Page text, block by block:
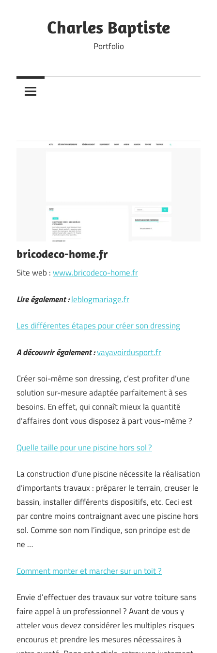
Charles Baptiste
Portfolio
bricodeco-home.fr
Site web :www.bricodeco-home.fr
Lire également :leblogmariage.fr
Les différentes étapes pour créer son dressing
A découvrir également :vayavoirdusport.fr
Créer soi-même son dressing, c’est profiter d’une
solution sur-mesure adaptée parfaitement à ses
besoins. En effet, qui connaît mieux la quantité
d’affaires dont vous disposez à part vous-même ?
Quelle taille pour une piscine hors sol ?
La construction d’une piscine nécessite la réalisation
d’importants travaux : préparer le terrain, creuser le
bassin, installer différents dispositifs, etc. Ceci est
par contre moins contraignant avec une piscine hors
sol. Comme son nom l’indique, son principe est de
ne …
Comment monter et marcher sur un toit ?
Envie d’effectuer des travaux sur votre toiture sans
faire appel à un professionnel ? Avant de vous y
atteler vous devez considérer les multiples risques
encourus et prendre les mesures nécessaires à